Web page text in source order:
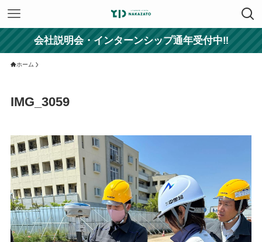
会社説明会・インターンシップ通年受付中‼
ホーム
IMG_3059